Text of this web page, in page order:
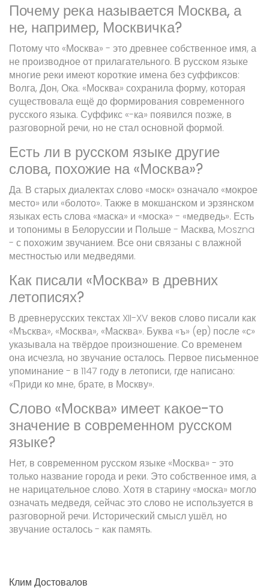
Почему река называется Москва, а
не, например, Москвичка?
Потому что «Москва» - это древнее собственное имя, а
не производное от прилагательного. В русском языке
многие реки имеют короткие имена без суффиксов:
Волга, Дон, Ока. «Москва» сохранила форму, которая
существовала ещё до формирования современного
русского языка. Суффикс «-ка» появился позже, в
разговорной речи, но не стал основной формой.
Есть ли в русском языке другие
слова, похожие на «Москва»?
Да. В старых диалектах слово «моск» означало «мокрое
место» или «болото». Также в мокшанском и эрзянском
языках есть слова «маска» и «моска» - «медведь». Есть
и топонимы в Белоруссии и Польше - Масква, Moszna
- с похожим звучанием. Все они связаны с влажной
местностью или медведями.
Как писали «Москва» в древних
летописях?
В древнерусских текстах XII-XV веков слово писали как
«Мъсква», «Москва», «Масква». Буква «ъ» (ер) после «с»
указывала на твёрдое произношение. Со временем
она исчезла, но звучание осталось. Первое письменное
упоминание - в 1147 году в летописи, где написано:
«Приди ко мне, брате, в Москву».
Слово «Москва» имеет какое-то
значение в современном русском
языке?
Нет, в современном русском языке «Москва» - это
только название города и реки. Это собственное имя, а
не нарицательное слово. Хотя в старину «моска» могло
означать медведя, сейчас это слово не используется в
разговорной речи. Исторический смысл ушёл, но
звучание осталось - как память.
Клим Достовалов